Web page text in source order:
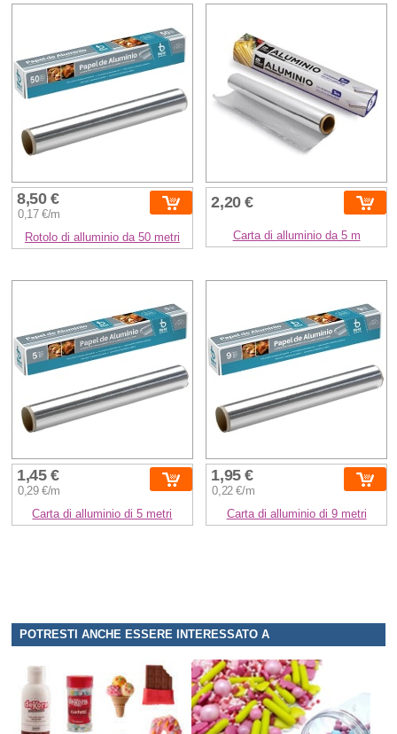
8,50 €
0,17 €/m
Rotolo di alluminio da 50 metri
2,20 €
Carta di alluminio da 5 m
1,45 €
0,29 €/m
Carta di alluminio di 5 metri
1,95 €
0,22 €/m
Carta di alluminio di 9 metri
POTRESTI ANCHE ESSERE INTERESSATO A